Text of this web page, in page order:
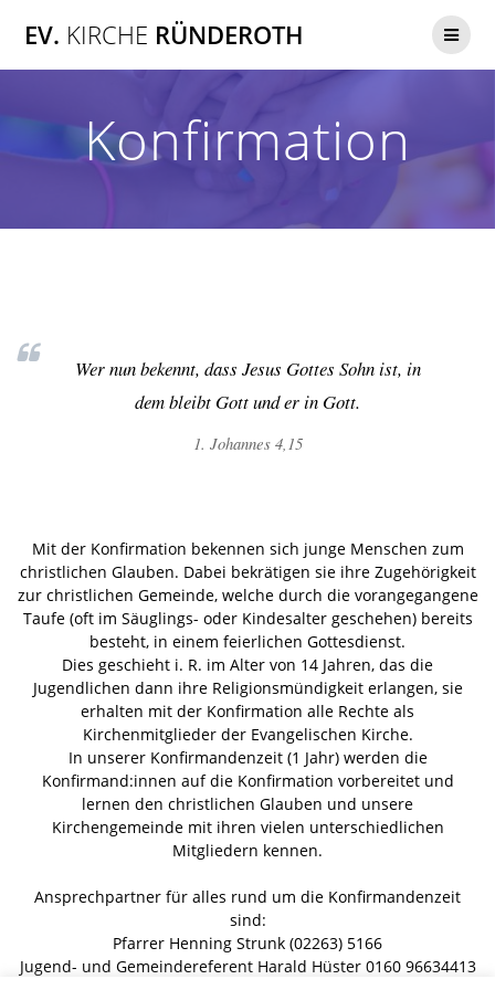
Inhalt
EV. KIRCHE RÜNDEROTH
Konfirmation
Wer nun bekennt, dass Jesus Gottes Sohn ist, in
dem bleibt Gott und er in Gott.
1. Johannes 4,15
Mit der Konfirmation bekennen sich junge Menschen zum
christlichen Glauben. Dabei bekrätigen sie ihre Zugehörigkeit
zur christlichen Gemeinde, welche durch die vorangegangene
Taufe (oft im Säuglings- oder Kindesalter geschehen) bereits
besteht, in einem feierlichen Gottesdienst.
Dies geschieht i. R. im Alter von 14 Jahren, das die
Jugendlichen dann ihre Religionsmündigkeit erlangen, sie
erhalten mit der Konfirmation alle Rechte als
Kirchenmitglieder der Evangelischen Kirche.
In unserer Konfirmandenzeit (1 Jahr) werden die
Konfirmand:innen auf die Konfirmation vorbereitet und
lernen den christlichen Glauben und unsere
Kirchengemeinde mit ihren vielen unterschiedlichen
Mitgliedern kennen.
Ansprechpartner für alles rund um die Konfirmandenzeit
sind:
Pfarrer Henning Strunk (02263) 5166
Jugend- und Gemeindereferent Harald Hüster 0160 96634413